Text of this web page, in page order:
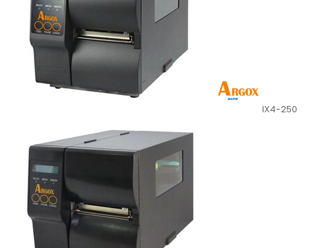
IX4-250